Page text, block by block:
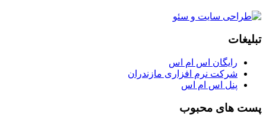
تبلیغات
رایگان اس ام اس
شرکت نرم افزاری مازندران
پنل اس ام اس
پست های محبوب